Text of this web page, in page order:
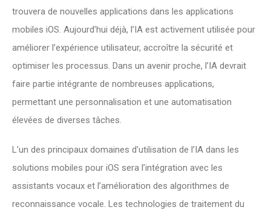
trouvera de nouvelles applications dans les applications
mobiles iOS. Aujourd’hui déjà, l’IA est activement utilisée pour
améliorer l’expérience utilisateur, accroître la sécurité et
optimiser les processus. Dans un avenir proche, l’IA devrait
faire partie intégrante de nombreuses applications,
permettant une personnalisation et une automatisation
élevées de diverses tâches.
L’un des principaux domaines d’utilisation de l’IA dans les
solutions mobiles pour iOS sera l’intégration avec les
assistants vocaux et l’amélioration des algorithmes de
reconnaissance vocale. Les technologies de traitement du